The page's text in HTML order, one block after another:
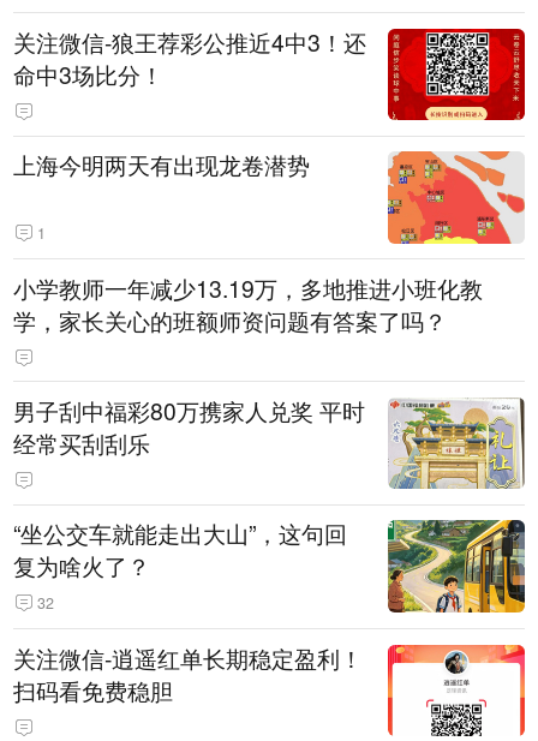
关注微信-狼王荐彩公推近4中3！还
命中3场比分！
上海今明两天有出现龙卷潜势
1
小学教师一年减少13.19万，多地推进小班化教
学，家长关心的班额师资问题有答案了吗？
男子刮中福彩80万携家人兑奖 平时
经常买刮刮乐
“坐公交车就能走出大山”，这句回
复为啥火了？
32
关注微信-逍遥红单长期稳定盈利！
扫码看免费稳胆